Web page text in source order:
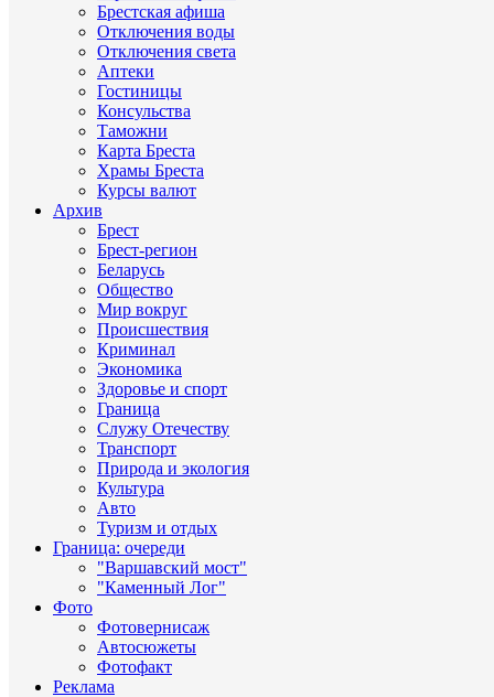
Брестская афиша
Отключения воды
Отключения света
Аптеки
Гостиницы
Консульства
Таможни
Карта Бреста
Храмы Бреста
Курсы валют
Архив
Брест
Брест-регион
Беларусь
Общество
Мир вокруг
Происшествия
Криминал
Экономика
Здоровье и спорт
Граница
Служу Отечеству
Транспорт
Природа и экология
Культура
Авто
Туризм и отдых
Граница: очереди
"Варшавский мост"
"Каменный Лог"
Фото
Фотовернисаж
Автосюжеты
Фотофакт
Реклама